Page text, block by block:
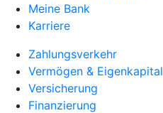
Meine Bank
Karriere
Zahlungsverkehr
Vermögen & Eigenkapital
Versicherung
Finanzierung